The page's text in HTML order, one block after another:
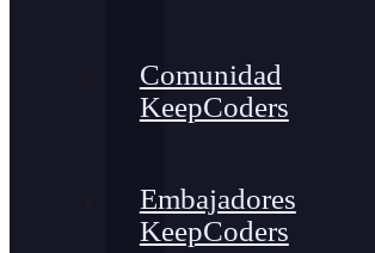
Comunidad
KeepCoders
Embajadores
KeepCoders